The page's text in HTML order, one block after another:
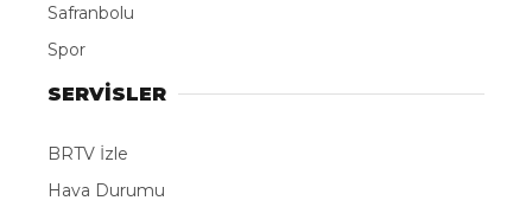
Safranbolu
Spor
SERVİSLER
BRTV İzle
Hava Durumu